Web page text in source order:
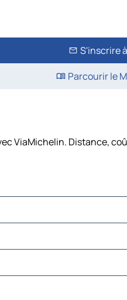
S'inscrire
Parcourir le
ViaMichelin. Distance,